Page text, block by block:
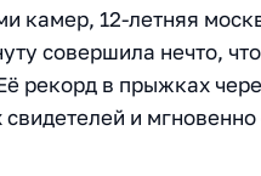
камер, 12-летняя
совершила нечто,
рекорд в прыжках
свидетелей и